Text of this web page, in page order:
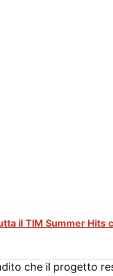
il TIM Summer Hits
che il progetto